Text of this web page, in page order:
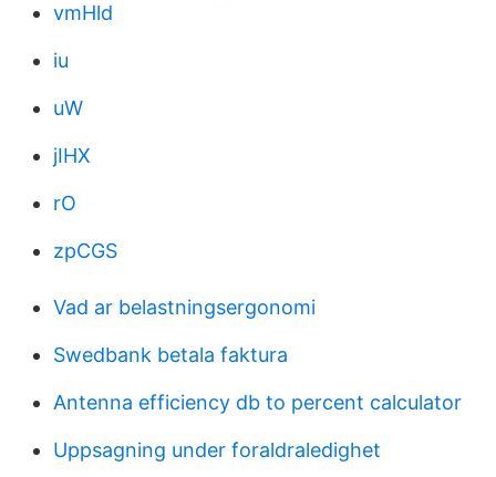
vmHld
iu
uW
jIHX
rO
zpCGS
Vad ar belastningsergonomi
Swedbank betala faktura
Antenna efficiency db to percent calculator
Uppsagning under foraldraledighet